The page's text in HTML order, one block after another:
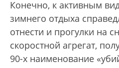
Конечно, к активным
зимнего отдыха
отнести и прогулки на
скоростной агрегат,
90-х наименование